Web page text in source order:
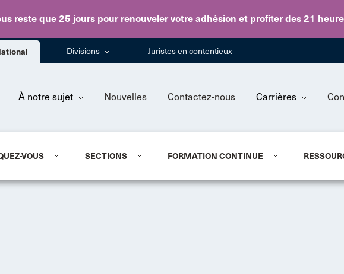
reste que 25 jourspour renouveler votre adhésion et profiter des 21
Skip to main content
Divisions Juristes en contentieux
À notre sujet Nouvelles Contactez-nous Carrières
VOUS SECTIONS FORMATION CONTINUE